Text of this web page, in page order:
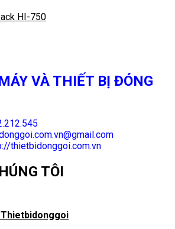
HI-750
VÀ THIẾT BỊ ĐÓNG
thietbidonggoi.com.vn
TÔI
Thietbidonggoi